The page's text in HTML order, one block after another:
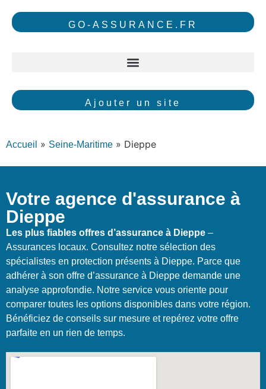
GO-ASSURANCE.FR
Ajouter un site
Accueil » Seine-Maritime » Dieppe
Votre agence d'assurance à
Dieppe
Les plus fiables offres d’assurance à Dieppe –
Assurances locaux. Consultez notre sélection des
spécialistes en protection présents à Dieppe. Parce que
adhérer à son offre d’assurance à Dieppe demande une
analyse approfondie. Notre service vous oriente pour
comparer toutes les options disponibles dans votre région.
Bénéficiez de conseils sur mesure et repérez votre offre
parfaite en un rien de temps.